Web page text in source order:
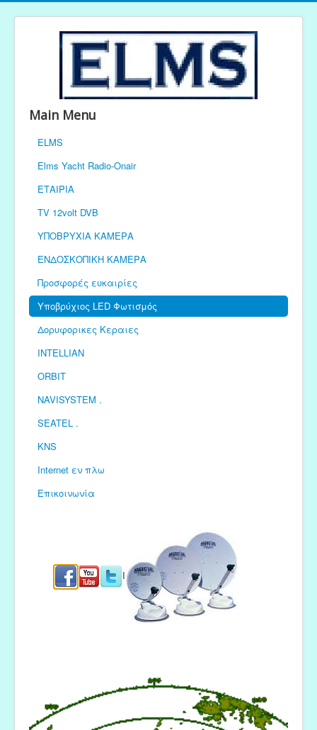
Main Menu
ELMS
Elms Yacht Radio-Onair
ΕΤΑΙΡΙΑ
TV 12volt DVB
ΥΠΟΒΡΥΧΙΑ ΚΑΜΕΡΑ
ΕΝΔΟΣΚΟΠΙΚΗ ΚΑΜΕΡΑ
Προσφορές ευκαιρίες
Υποβρύχιος LED Φωτισμός
Δορυφορικες Κεραιες
INTELLIAN
ORBIT
NAVISYSTEM .
SEATEL .
KNS
Internet εν πλω
Επικοινωνία
I